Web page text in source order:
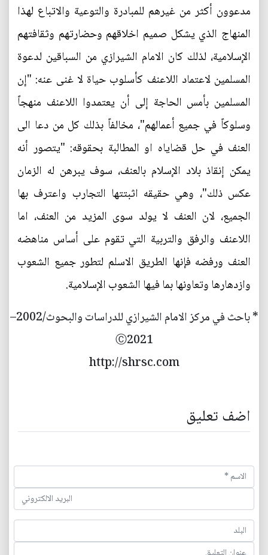
مدعوون أكثر من غيرهم للمبادرة والتوعية والاتباع لهذا
المنهاج الذي يشكل صميم اخلاقهم وحضارتهم وثقافتهم
الإسلامية، لذلك كان الامام الشيرازي من السباقين لدعوة
المسلمين لاعتماد اللاعنف كأسلوب حياة لا غنى عنه: "إن
المسلمين بأمس الحاجة إلى أن يعتمدوا اللاعنف منهجاً
وسلوكاً في جميع أعمالهم"، مخالفاً بذلك كل من دعا الى
العنف في حل قضاياه او المطالبة بحقوقه: "يتصور أنه
يمكن إنقاذ بلاد الإسلام بالعنف، سوف يبرهن له الزمان
عكس ذلك"، وهي حقيقه اثبتتها التجارب واعترف بها
الجميع، لان العنف لا يولد سوى المزيد من العنف، اما
اللاعنف والرفق والتربية التي تقوم على أساس مناهضه
العنف ورفضه فإنها الطريق الاسلم لتطور جميع الشعوب
وازدهارها وتعاونها بما فيها الشعوب الإسلامية.
* باحث في مركز الامام الشيرازي للدراسات والبحوث/2002–
Ⓒ2021
http://shrsc.com
اضف تعليق